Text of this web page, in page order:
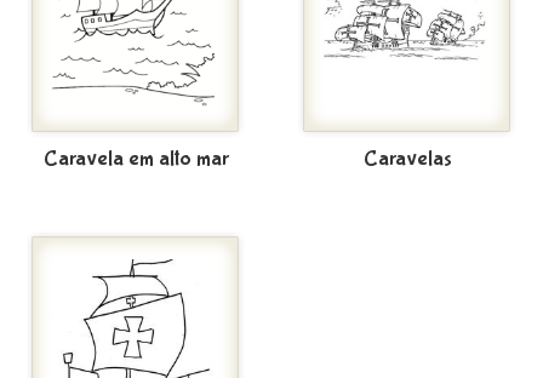
Caravela em alto mar Caravelas